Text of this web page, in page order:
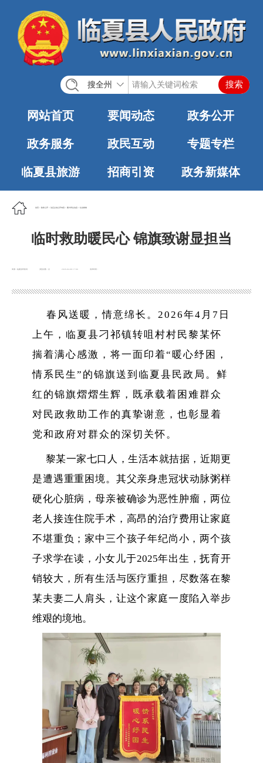
搜全州
网站首页 要闻动态 政务公开
政务服务 政民互动 专题专栏
临夏县旅游 招商引资 政务新媒体
首页 政务公开 法定主动公开内容 重大民生信息 社会救助
临时救助暖民心 锦旗致谢显担当
浏览次数： 发布时间：
2026-04-08 17:00
春风送暖，情意绵长。 2026年4月7日
上午，临夏县刁祁镇转咀村村民黎某怀
揣着满心感激，将一面印着“暖心纾困，
情系民生”的锦旗送到临夏县民政局。鲜
红的锦旗熠熠生辉，既承载着困难群众
对民政救助工作的真挚谢意，也彰显着
党和政府对群众的深切关怀。
黎某一家七口人，生活本就拮据，近期更
是遭遇重重困境。其父亲身患冠状动脉粥样
硬化心脏病 ，母亲被确诊为恶性肿瘤，两位
老人接连住院手术，高昂的治疗费用让家庭
不堪重负；家中三个孩子年纪尚小，两个孩
子求学在读，小女儿于2025年出生，抚育开
销较大，所有生活与医疗重担，尽数落在黎
某夫妻二人肩头，让这个家庭一度陷入举步
维艰的境地。